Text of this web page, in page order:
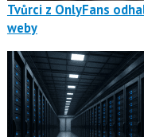
Tvůrci z OnlyFans
weby